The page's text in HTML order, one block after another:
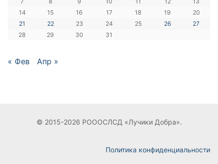
14
15 16 17 18 19
20
21
22 23 24 25 26
27
28
29 30 31
« Фев Апр »
© 2015-2026 РОООСЛСД «Лучики Добра».
Политика конфиденциальности